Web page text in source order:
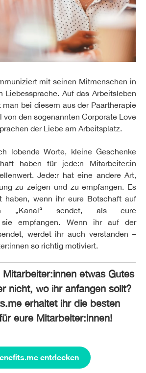
mit seinen Mitmenschen in
Liebessprache. Auf das Arbeitsleben
man bei diesem aus der Paartherapie
von den sogenannten Corporate Love
der Liebe am Arbeitsplatz.
lobende Worte, kleine Geschenke
haben für jede:n Mitarbeiter:in
Jede:r hat eine andere Art,
zu zeigen und zu empfangen. Es
haben, wenn ihr eure Botschaft auf
„Kanal“ sendet, als eure
sie empfangen. Wenn ihr auf der
werdet ihr auch verstanden –
so richtig motiviert.
etwas Gutes
nicht, wo ihr anfangen sollt?
erhaltet ihr die besten
eure Mitarbeiter:innen!
entdecken